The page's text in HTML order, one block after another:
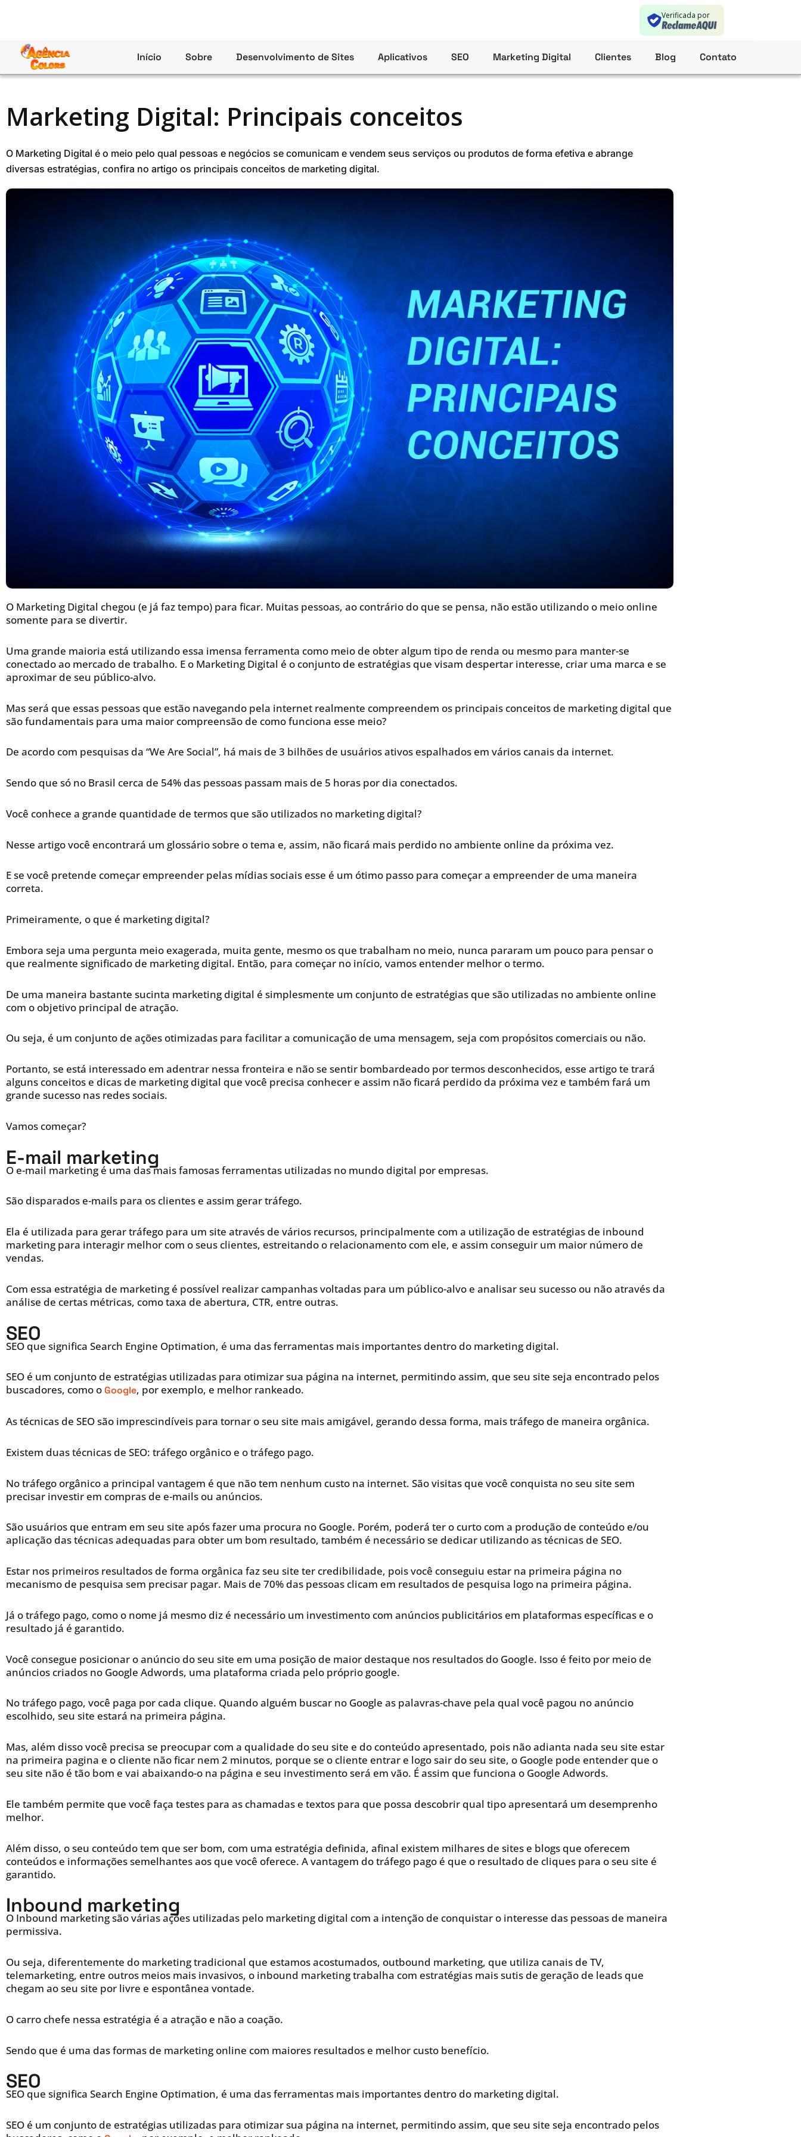
conteúdo
Verificada por
Início Sobre Desenvolvimento de Sites Aplicativos SEO Marketing Digital Clientes Blog Contato
Marketing Digital: Principais conceitos
O Marketing Digital é o meio pelo qual pessoas e negócios se comunicam e vendem seus serviços ou produtos de forma efetiva e abrange
diversas estratégias, confira no artigo os principais conceitos de marketing digital.
O Marketing Digital chegou (e já faz tempo) para ficar. Muitas pessoas, ao contrário do que se pensa, não estão utilizando o meio online
somente para se divertir.
Uma grande maioria está utilizando essa imensa ferramenta como meio de obter algum tipo de renda ou mesmo para manter-se
conectado ao mercado de trabalho. E o Marketing Digital é o conjunto de estratégias que visam despertar interesse, criar uma marca e se
aproximar de seu público-alvo.
Mas será que essas pessoas que estão navegando pela internet realmente compreendem os principais conceitos de marketing digital que
são fundamentais para uma maior compreensão de como funciona esse meio?
De acordo com pesquisas da “We Are Social”, há mais de 3 bilhões de usuários ativos espalhados em vários canais da internet.
Sendo que só no Brasil cerca de 54% das pessoas passam mais de 5 horas por dia conectados.
Você conhece a grande quantidade de termos que são utilizados no marketing digital?
Nesse artigo você encontrará um glossário sobre o tema e, assim, não ficará mais perdido no ambiente online da próxima vez.
E se você pretende começar empreender pelas mídias sociais esse é um ótimo passo para começar a empreender de uma maneira
correta.
Primeiramente, o que é marketing digital?
Embora seja uma pergunta meio exagerada, muita gente, mesmo os que trabalham no meio, nunca pararam um pouco para pensar o
que realmente significado de marketing digital. Então, para começar no início, vamos entender melhor o termo.
De uma maneira bastante sucinta marketing digital é simplesmente um conjunto de estratégias que são utilizadas no ambiente online
com o objetivo principal de atração.
Ou seja, é um conjunto de ações otimizadas para facilitar a comunicação de uma mensagem, seja com propósitos comerciais ou não.
Portanto, se está interessado em adentrar nessa fronteira e não se sentir bombardeado por termos desconhecidos, esse artigo te trará
alguns conceitos e dicas de marketing digital que você precisa conhecer e assim não ficará perdido da próxima vez e também fará um
grande sucesso nas redes sociais.
Vamos começar?
E-mail marketing
O e-mail marketing é uma das mais famosas ferramentas utilizadas no mundo digital por empresas.
São disparados e-mails para os clientes e assim gerar tráfego.
Ela é utilizada para gerar tráfego para um site através de vários recursos, principalmente com a utilização de estratégias de inbound
marketing para interagir melhor com o seus clientes, estreitando o relacionamento com ele, e assim conseguir um maior número de
vendas.
Com essa estratégia de marketing é possível realizar campanhas voltadas para um público-alvo e analisar seu sucesso ou não através da
análise de certas métricas, como taxa de abertura, CTR, entre outras.
SEO
SEO que significa Search Engine Optimation, é uma das ferramentas mais importantes dentro do marketing digital.
SEO é um conjunto de estratégias utilizadas para otimizar sua página na internet, permitindo assim, que seu site seja encontrado pelos
buscadores, como oGoogle, por exemplo, e melhor rankeado.
As técnicas de SEO são imprescindíveis para tornar o seu site mais amigável, gerando dessa forma, mais tráfego de maneira orgânica.
Existem duas técnicas de SEO: tráfego orgânico e o tráfego pago.
No tráfego orgânico a principal vantagem é que não tem nenhum custo na internet. São visitas que você conquista no seu site sem
precisar investir em compras de e-mails ou anúncios.
São usuários que entram em seu site após fazer uma procura no Google. Porém, poderá ter o curto com a produção de conteúdo e/ou
aplicação das técnicas adequadas para obter um bom resultado, também é necessário se dedicar utilizando as técnicas de SEO.
Estar nos primeiros resultados de forma orgânica faz seu site ter credibilidade, pois você conseguiu estar na primeira página no
mecanismo de pesquisa sem precisar pagar. Mais de 70% das pessoas clicam em resultados de pesquisa logo na primeira página.
Já o tráfego pago, como o nome já mesmo diz é necessário um investimento com anúncios publicitários em plataformas específicas e o
resultado já é garantido.
Você consegue posicionar o anúncio do seu site em uma posição de maior destaque nos resultados do Google. Isso é feito por meio de
anúncios criados no Google Adwords, uma plataforma criada pelo próprio google.
No tráfego pago, você paga por cada clique. Quando alguém buscar no Google as palavras-chave pela qual você pagou no anúncio
escolhido, seu site estará na primeira página.
Mas, além disso você precisa se preocupar com a qualidade do seu site e do conteúdo apresentado, pois não adianta nada seu site estar
na primeira pagina e o cliente não ficar nem 2 minutos, porque se o cliente entrar e logo sair do seu site, o Google pode entender que o
seu site não é tão bom e vai abaixando-o na página e seu investimento será em vão. É assim que funciona o Google Adwords.
Ele também permite que você faça testes para as chamadas e textos para que possa descobrir qual tipo apresentará um desemprenho
melhor.
Além disso, o seu conteúdo tem que ser bom, com uma estratégia definida, afinal existem milhares de sites e blogs que oferecem
conteúdos e informações semelhantes aos que você oferece. A vantagem do tráfego pago é que o resultado de cliques para o seu site é
garantido.
Inbound marketing
O Inbound marketing são várias ações utilizadas pelo marketing digital com a intenção de conquistar o interesse das pessoas de maneira
permissiva.
Ou seja, diferentemente do marketing tradicional que estamos acostumados, outbound marketing, que utiliza canais de TV,
telemarketing, entre outros meios mais invasivos, o inbound marketing trabalha com estratégias mais sutis de geração de leads que
chegam ao seu site por livre e espontânea vontade.
O carro chefe nessa estratégia é a atração e não a coação.
Sendo que é uma das formas de marketing online com maiores resultados e melhor custo benefício.
SEO
SEO que significa Search Engine Optimation, é uma das ferramentas mais importantes dentro do marketing digital.
SEO é um conjunto de estratégias utilizadas para otimizar sua página na internet, permitindo assim, que seu site seja encontrado pelos